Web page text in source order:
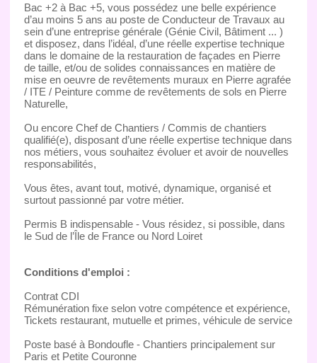
Bac +2 à Bac +5, vous possédez une belle expérience
d’au moins 5 ans au poste de Conducteur de Travaux au
sein d’une entreprise générale (Génie Civil, Bâtiment ... )
et disposez, dans l’idéal, d’une réelle expertise technique
dans le domaine de la restauration de façades en Pierre
de taille, et/ou de solides connaissances en matière de
mise en oeuvre de revêtements muraux en Pierre agrafée
/ ITE / Peinture comme de revêtements de sols en Pierre
Naturelle,
Ou encore Chef de Chantiers / Commis de chantiers
qualifié(e), disposant d’une réelle expertise technique dans
nos métiers, vous souhaitez évoluer et avoir de nouvelles
responsabilités,
Vous êtes, avant tout, motivé, dynamique, organisé et
surtout passionné par votre métier.
Permis B indispensable - Vous résidez, si possible, dans
le Sud de l’Île de France ou Nord Loiret
Conditions d'emploi :
Contrat CDI
Rémunération fixe selon votre compétence et expérience,
Tickets restaurant, mutuelle et primes, véhicule de service
Poste basé à Bondoufle - Chantiers principalement sur
Paris et Petite Couronne